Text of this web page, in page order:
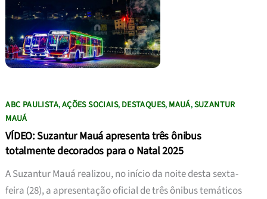
ABC PAULISTA,AÇÕES SOCIAIS, DESTAQUES, MAUÁ,SUZANTUR
MAUÁ
VÍDEO: Suzantur Mauá apresenta três ônibus
totalmente decorados para o Natal 2025
A Suzantur Mauá realizou, no início da noite desta sexta-
feira (28), a apresentação oficial de três ônibus temáticos